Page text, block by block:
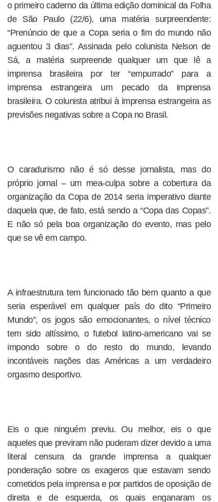
o primeiro caderno da última edição dominical da Folha
de São Paulo (22/6), uma matéria surpreendente:
“Prenúncio de que a Copa seria o fim do mundo não
aguentou 3 dias”. Assinada pelo colunista Nelson de
Sá, a matéria surpreende qualquer um que lê a
imprensa brasileira por ter “empurrado” para a
imprensa estrangeira um pecado da imprensa
brasileira. O colunista atribui à imprensa estrangeira as
previsões negativas sobre a Copa no Brasil.
O caradurismo não é só desse jornalista, mas do
próprio jornal – um mea-culpa sobre a cobertura da
organização da Copa de 2014 seria imperativo diante
daquela que, de fato, está sendo a “Copa das Copas”.
E não só pela boa organização do evento, mas pelo
que se vê em campo.
A infraestrutura tem funcionado tão bem quanto a que
seria esperável em qualquer país do dito “Primeiro
Mundo”, os jogos são emocionantes, o nível técnico
tem sido altíssimo, o futebol latino-americano vai se
impondo sobre o do resto do mundo, levando
incontáveis nações das Américas a um verdadeiro
orgasmo desportivo.
Eis o que ninguém previu. Ou melhor, eis o que
aqueles que previram não puderam dizer devido a uma
literal censura da grande imprensa a qualquer
ponderação sobre os exageros que estavam sendo
cometidos pela imprensa e por partidos de oposição de
direita e de esquerda, os quais enganaram os